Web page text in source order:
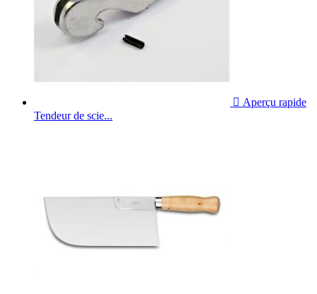
 Aperçu rapide
Tendeur de scie...